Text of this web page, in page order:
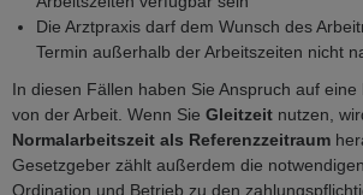
Die Arztpraxis darf dem Wunsch des
Termin außerhalb der Arbeitszeiten nicht
In diesen Fällen haben Sie Anspruch auf
von der Arbeit. Wenn Sie Gleitzeit nutzen,
Normalarbeitszeit als Referenzzeitraum
Gesetzgeber zählt außerdem die
Ordination und Betrieb zu den